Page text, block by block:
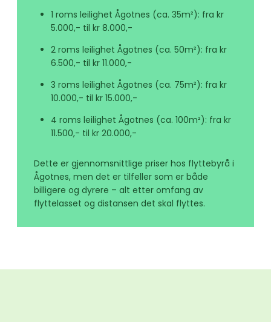
1 roms leilighet Ågotnes (ca. 35m²): fra kr
5.000,- til kr 8.000,-
2 roms leilighet Ågotnes (ca. 50m²): fra kr
6.500,- til kr 11.000,-
3 roms leilighet Ågotnes (ca. 75m²): fra kr
10.000,- til kr 15.000,-
4 roms leilighet Ågotnes (ca. 100m²): fra kr
11.500,- til kr 20.000,-
Dette er gjennomsnittlige priser hos flyttebyrå i
Ågotnes, men det er tilfeller som er både
billigere og dyrere – alt etter omfang av
flyttelasset og distansen det skal flyttes.